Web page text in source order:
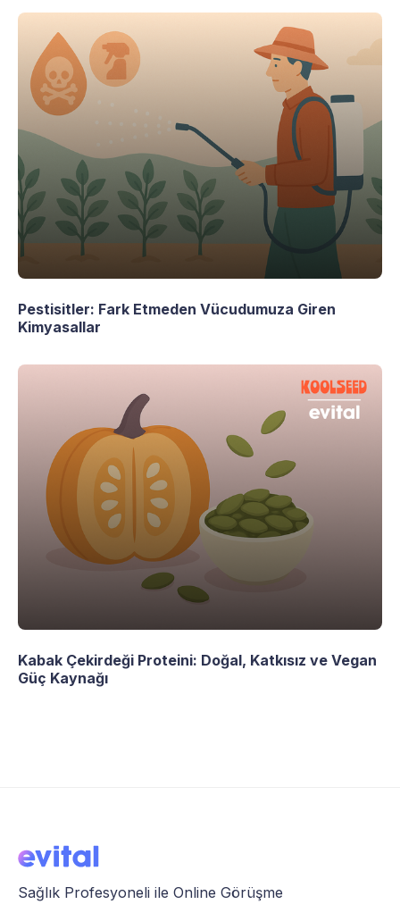
Pestisitler: Fark Etmeden Vücudumuza Giren
Kimyasallar
Kabak Çekirdeği Proteini: Doğal, Katkısız ve Vegan
Güç Kaynağı
Sağlık Profesyoneli ile Online Görüşme